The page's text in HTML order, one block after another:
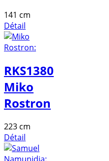
141 cm
Détail
RKS1380
Miko
Rostron
223 cm
Détail